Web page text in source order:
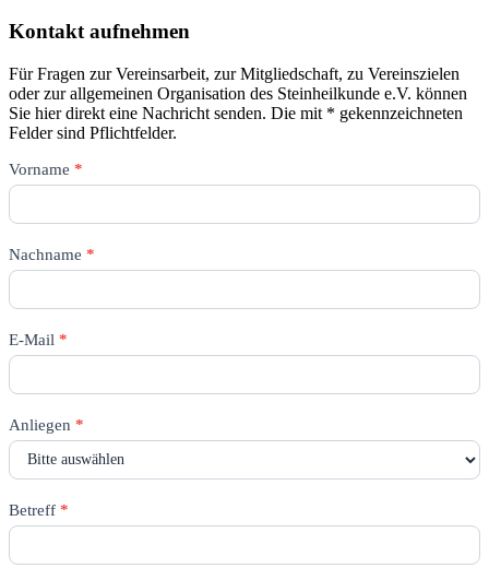
Kontakt aufnehmen
Für Fragen zur Vereinsarbeit, zur Mitgliedschaft, zu Vereinszielen
oder zur allgemeinen Organisation des Steinheilkunde e.V. können
Sie hier direkt eine Nachricht senden. Die mit * gekennzeichneten
Felder sind Pflichtfelder.
Kontakt
–
Vorsitz
Vorname *
Nachname *
E-Mail *
Anliegen *
Betreff *